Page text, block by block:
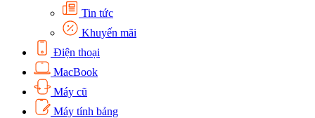
Tin tức
Khuyến mãi
Điện thoại
MacBook
Máy cũ
Máy tính bảng